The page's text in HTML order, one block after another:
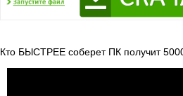
Кто БЫСТРЕЕ соберет ПК получит